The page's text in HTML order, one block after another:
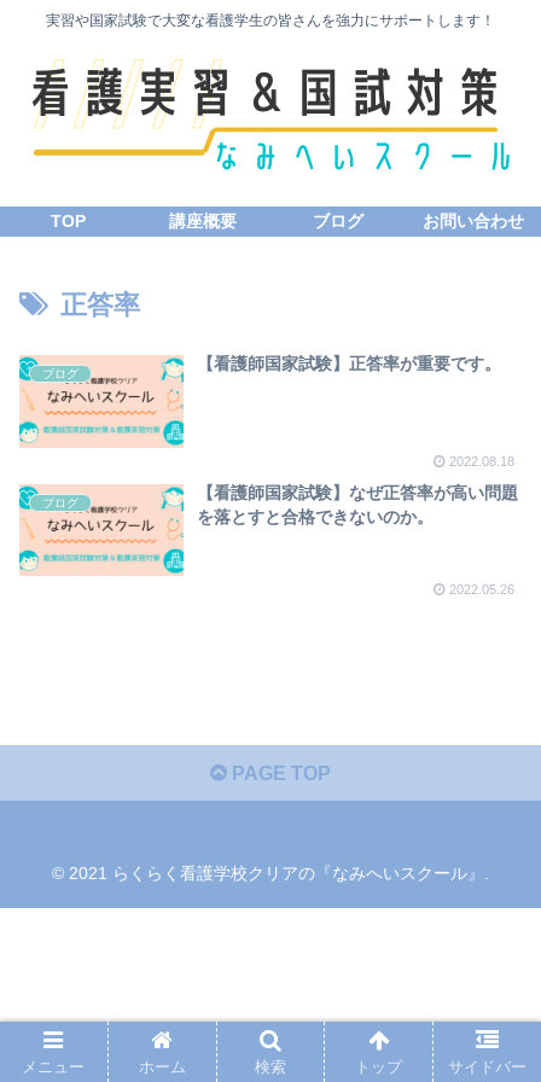
実習や国家試験で大変な看護学生の皆さんを強力にサポートします！
TOP 講座概要 ブログ お問い合わせ
正答率
ブログ
【看護師国家試験】正答率が重要です。
2022.08.18
ブログ
【看護師国家試験】なぜ正答率が高い問題
を落とすと合格できないのか。
2022.05.26
PAGE TOP
© 2021 らくらく看護学校クリアの『なみへいスクール』.
メニュー ホーム 検索 トップ サイドバー